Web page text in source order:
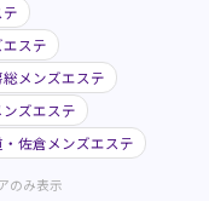
ステ
メンズエステ
ズエステ
佐倉メンズエステ
のみ表示